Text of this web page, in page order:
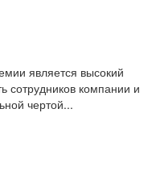
является высокий
сотрудников компании и
чертой...